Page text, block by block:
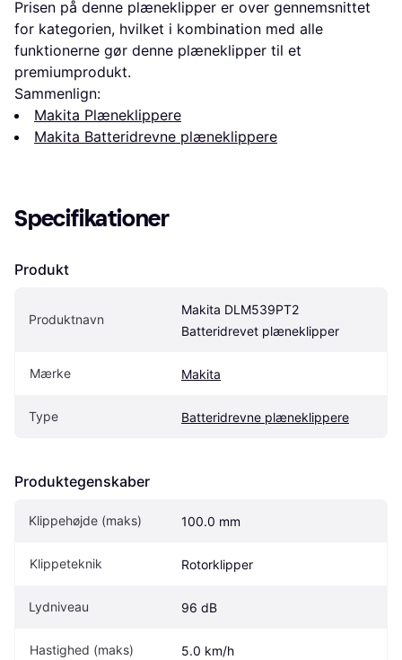
Prisen på denne plæneklipper er over gennemsnittet
for kategorien, hvilket i kombination med alle
funktionerne gør denne plæneklipper til et
premiumprodukt.
Sammenlign:
Makita Plæneklippere
Makita Batteridrevne plæneklippere
Specifikationer
Produkt
Produktnavn
Makita DLM539PT2
Batteridrevet plæneklipper
Mærke Makita
Type Batteridrevne plæneklippere
Produktegenskaber
Klippehøjde (maks) 100.0 mm
Klippeteknik Rotorklipper
Lydniveau 96 dB
Hastighed (maks) 5.0 km/h